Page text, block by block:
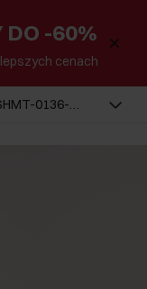
DO -60%
cenach
0136-